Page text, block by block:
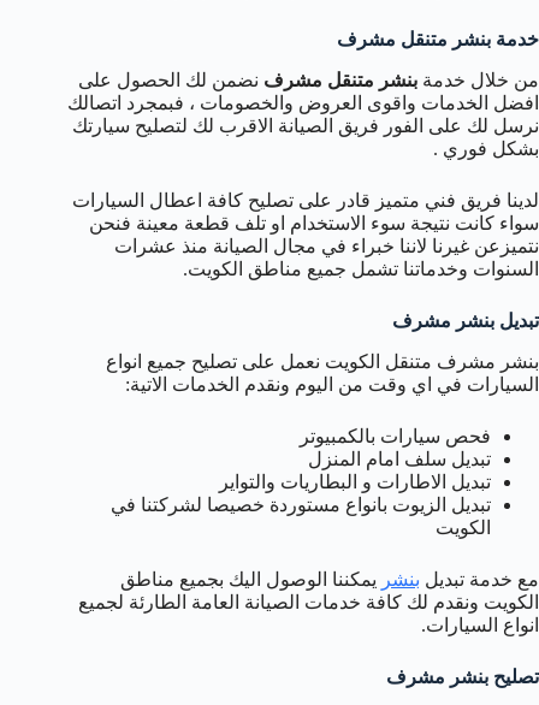
خدمة بنشر متنقل مشرف
من خلال خدمة بنشر متنقل مشرف نضمن لك الحصول على
افضل الخدمات واقوى العروض والخصومات ، فبمجرد اتصالك
نرسل لك على الفور فريق الصيانة الاقرب لك لتصليح سيارتك
بشكل فوري .
لدينا فريق فني متميز قادر على تصليح كافة اعطال السيارات
سواء كانت نتيجة سوء الاستخدام او تلف قطعة معينة فنحن
نتميزعن غيرنا لاننا خبراء في مجال الصيانة منذ عشرات
السنوات وخدماتنا تشمل جميع مناطق الكويت.
تبديل بنشر مشرف
بنشر مشرف متنقل الكويت نعمل على تصليح جميع انواع
السيارات في اي وقت من اليوم ونقدم الخدمات الاتية:
فحص سيارات بالكمبيوتر
تبديل سلف امام المنزل
تبديل الاطارات و البطاريات والتواير
تبديل الزيوت بانواع مستوردة خصيصا لشركتنا في
الكويت
مع خدمة تبديل بنشر يمكننا الوصول اليك بجميع مناطق
الكويت ونقدم لك كافة خدمات الصيانة العامة الطارئة لجميع
انواع السيارات.
تصليح بنشر مشرف